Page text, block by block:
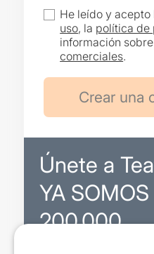
He leído y
uso, la política de
información
comerciales.
Únete a
YA
200.000